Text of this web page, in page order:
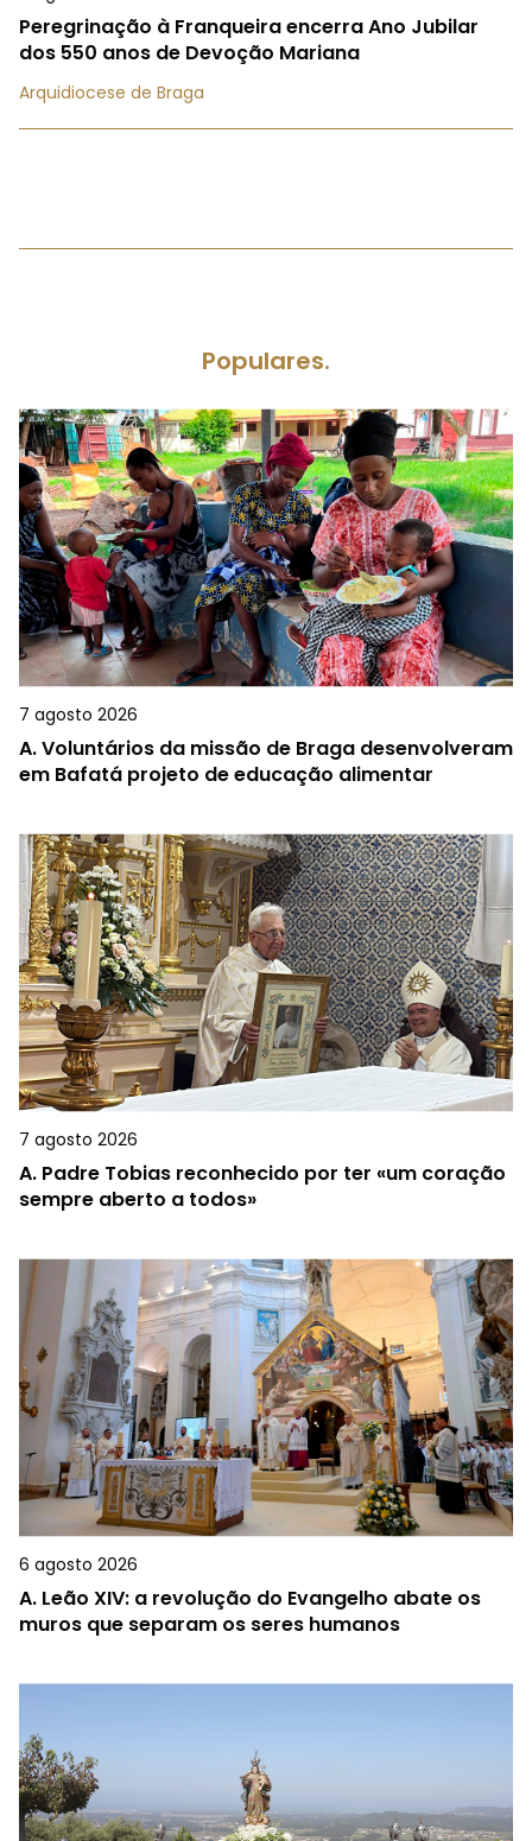
Peregrinação à Franqueira encerra Ano Jubilar
dos 550 anos de Devoção Mariana
Arquidiocese de Braga
Populares.
7 agosto 2026
A.Voluntários da missão de Braga desenvolveram
em Bafatá projeto de educação alimentar
7 agosto 2026
A. Padre Tobias reconhecido por ter «um coração
sempre aberto a todos»
6 agosto 2026
A. Leão XIV: a revolução do Evangelho abate os
muros que separam os seres humanos